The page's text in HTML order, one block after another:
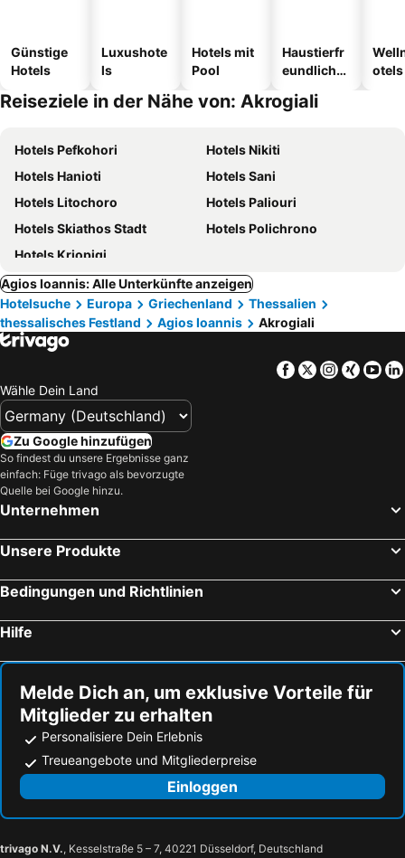
Günstige
Hotels
Luxushote
ls
Hotels mit
Pool
Haustierfr
eundliche
otels
Reiseziele in der Nähe von: Akrogiali
Hotels Pefkohori
Hotels Nikiti
Hotels Hanioti
Hotels Sani
Hotels Litochoro
Hotels Paliouri
Hotels Skiathos Stadt
Hotels Polichrono
Hotels Kriopigi
Agios Ioannis: Alle Unterkünfte anzeigen
Hotelsuche
Europa Griechenland
Thessalien
thessalisches Festland
Agios Ioannis Akrogiali
Facebook
TwitterXing
Wähle Dein Land
Zu Google hinzufügen
So findest du unsere Ergebnisse ganz
einfach: Füge trivago als bevorzugte
Quelle bei Google hinzu.
Unternehmen
Unsere Produkte
Bedingungen und Richtlinien
Hilfe
Melde Dich an, um exklusive Vorteile für
Mitglieder zu erhalten
Personalisiere Dein Erlebnis
Treueangebote und Mitgliederpreise
Einloggen
trivago N.V., Kesselstraße 5 – 7, 40221 Düsseldorf, Deutschland